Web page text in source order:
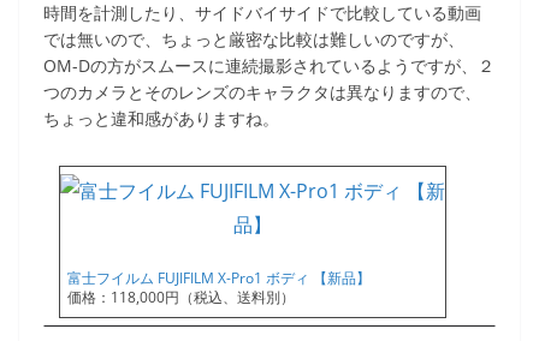
時間を計測したり、サイドバイサイドで比較している動画
では無いので、ちょっと厳密な比較は難しいのですが、
OM-Dの方がスムースに連続撮影されているようですが、２
つのカメラとそのレンズのキャラクタは異なりますので、
ちょっと違和感がありますね。
富士フイルム FUJIFILM X-Pro1 ボディ 【新品】
価格：118,000円（税込、送料別）